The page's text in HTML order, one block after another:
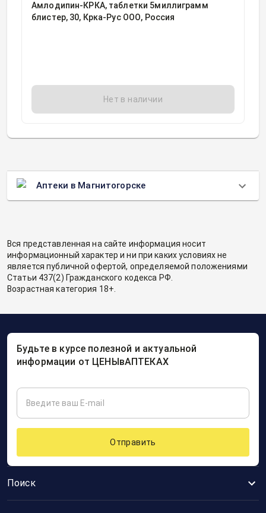
Амлодипин-КРКА, таблетки 5миллиграмм
блистер, 30, Крка-Рус ООО, Россия
Нет в наличии
Аптеки в Магнитогорске
Вся представленная на сайте информация носит
информационный характер и ни при каких условиях не
является публичной офертой, определяемой положениями
Статьи 437(2) Гражданского кодекса РФ.
Возрастная категория 18+.
Поиск
Будьте в курсе полезной и актуальной
информации от ЦЕНЫвАПТЕКАХ
Отправить